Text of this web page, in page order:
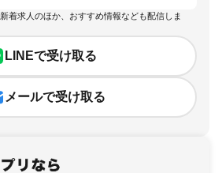
着求人のほか、おすすめ情報なども配信しま
LINEで受け取る
メールで受け取る